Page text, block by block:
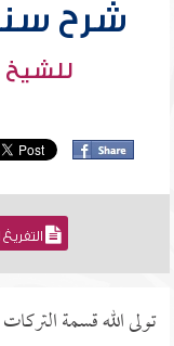
شرح سنن
للشيخ
تولى الله قسمة